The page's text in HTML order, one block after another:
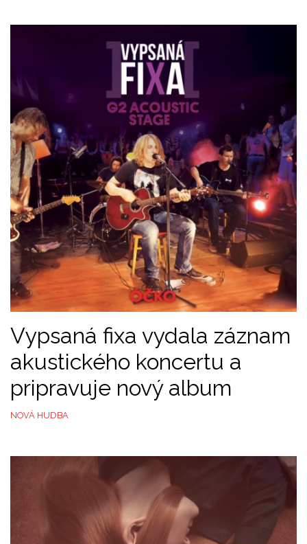
Vypsaná fixa vydala záznam
akustického koncertu a
pripravuje nový album
NOVÁ HUDBA